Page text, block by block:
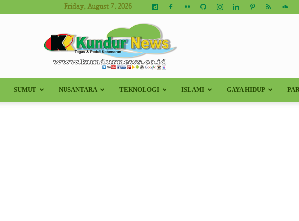
Friday, August 7, 2026
Kundur
SUMUT NUSANTARA TEKNOLOGI ISLAMI GAYA HIDUP